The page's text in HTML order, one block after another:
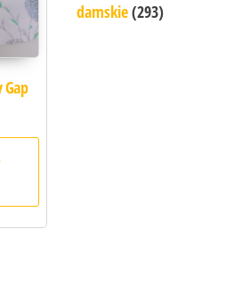
Gap
damskie(293)